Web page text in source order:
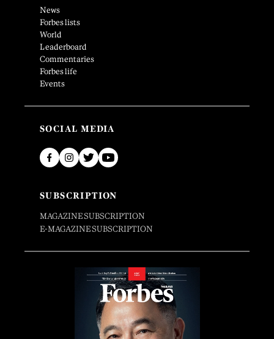
News
Forbes lists
World
Leaderboard
Commentaries
Forbes life
Events
SOCIAL MEDIA
SUBSCRIPTION
MAGAZINE SUBSCRIPTION
E-MAGAZINE SUBSCRIPTION